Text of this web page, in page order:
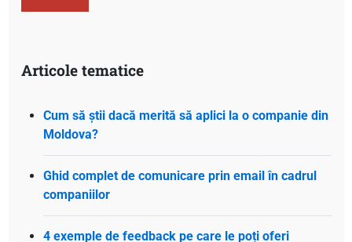
Articole tematice
Cum să știi dacă merită să aplici la o companie din
Moldova?
Ghid complet de comunicare prin email în cadrul
companiilor
4 exemple de feedback pe care le poți oferi